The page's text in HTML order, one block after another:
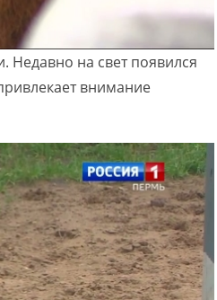
на свет появился
внимание